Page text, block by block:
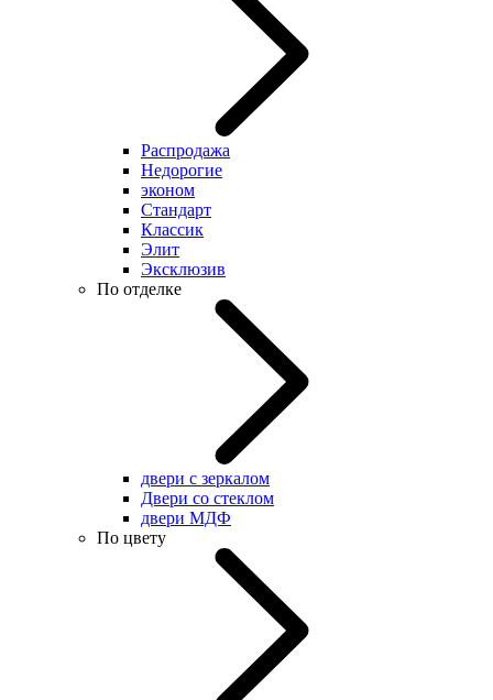
Распродажа
Недорогие
эконом
Стандарт
Классик
Элит
Эксклюзив
По отделке
двери с зеркалом
Двери со стеклом
двери МДФ
По цвету